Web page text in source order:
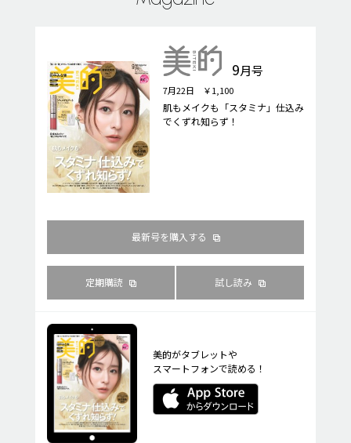
9月号
7月22日 ￥1,100
肌もメイクも「スタミナ」仕込み
でくずれ知らず！
最新号を購入する
定期購読 試し読み
美的がタブレットや
スマートフォンで読める！